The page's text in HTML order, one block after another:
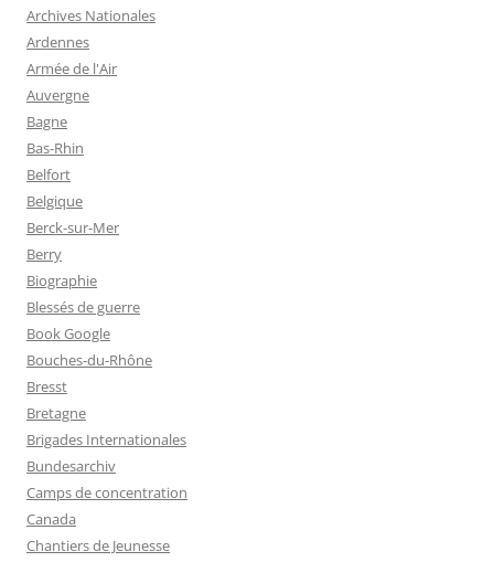
Archives Nationales
Ardennes
Armée de l'Air
Auvergne
Bagne
Bas-Rhin
Belfort
Belgique
Berck-sur-Mer
Berry
Biographie
Blessés de guerre
Book Google
Bouches-du-Rhône
Bresst
Bretagne
Brigades Internationales
Bundesarchiv
Camps de concentration
Canada
Chantiers de Jeunesse